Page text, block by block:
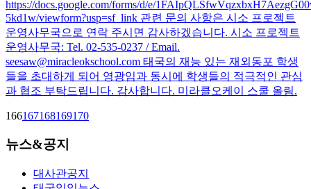
https://docs.google.com/forms/d/e/
5kd1w/viewform?usp=sf_link 관련 문의 사항은 시소 프로젝트
운영사무국으로 연락 주시면 감사하겠습니다. 시소 프로젝트
운영사무국: Tel. 02-535-0237 / Email.
seesaw@miracleokschool.com 태국의 재능 있는 재외동포 학생
들을 초대하게 되어 영광임과 동시에 학생들의 적극적인 관심
과 협조 부탁드립니다. 감사합니다. 미라클오케이 스쿨 올림.
166167168169170
뉴스&공지
대사관공지